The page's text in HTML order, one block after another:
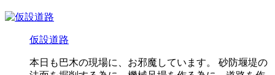
仮設道路
本日も巴木の現場に、お邪魔しています。 砂防堰堤の